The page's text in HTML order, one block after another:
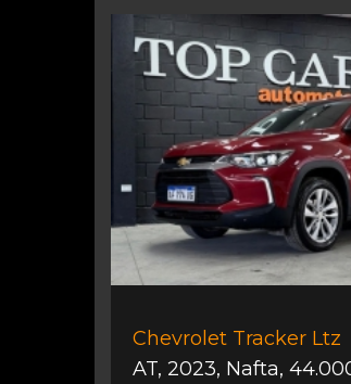
Chevrolet Tracker Ltz
AT, 2023, Nafta,